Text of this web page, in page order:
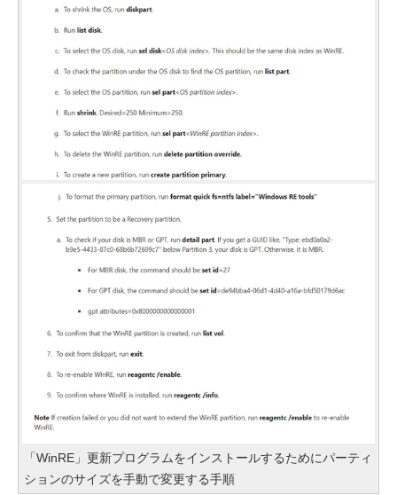
「WinRE」更新プログラムをインストールするためにパーティ
ションのサイズを手動で変更する手順